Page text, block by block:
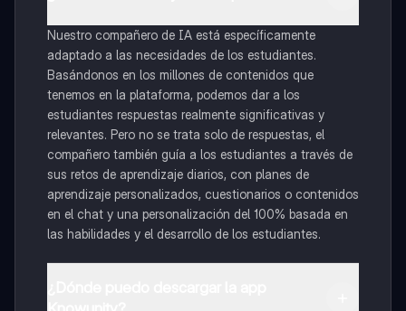
Nuestro compañero de IA está específicamente
adaptado a las necesidades de los estudiantes.
Basándonos en los millones de contenidos que
tenemos en la plataforma, podemos dar a los
estudiantes respuestas realmente significativas y
relevantes. Pero no se trata solo de respuestas, el
compañero también guía a los estudiantes a través de
sus retos de aprendizaje diarios, con planes de
aprendizaje personalizados, cuestionarios o contenidos
en el chat y una personalización del 100% basada en
las habilidades y el desarrollo de los estudiantes.